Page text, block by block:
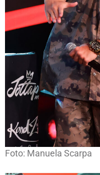
Foto: Manuela Scarpa